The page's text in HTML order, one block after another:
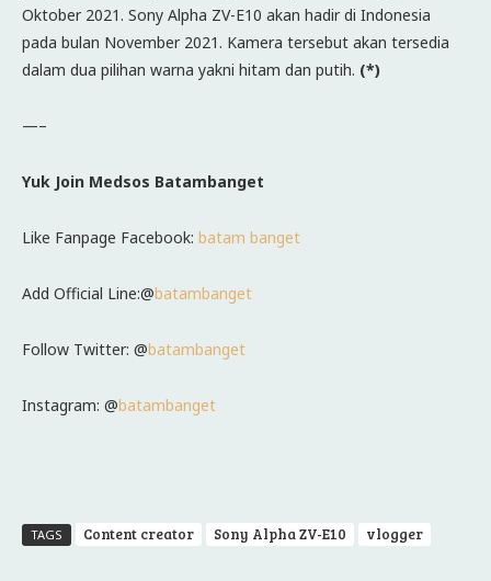
Oktober 2021. Sony Alpha ZV-E10 akan hadir di Indonesia
pada bulan November 2021. Kamera tersebut akan tersedia
dalam dua pilihan warna yakni hitam dan putih. (*)
—–
Yuk Join Medsos Batambanget
Like Fanpage Facebook: batam banget
Add Official Line:@batambanget
Follow Twitter: @batambanget
Instagram: @batambanget
TAGS Content creator Sony Alpha ZV-E10 vlogger